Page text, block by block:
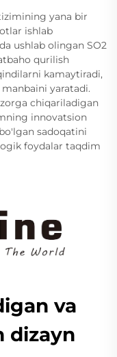
yana bir
ishlab
ushlab olingan SO2
qurilish
kamaytiradi,
yaratadi.
chiqariladigan
innovatsion
sadoqatini
foydalar taqdim
va
dizayn